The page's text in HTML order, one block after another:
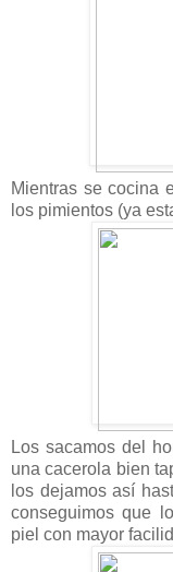
Mientras se cocina
los pimientos (ya
Los sacamos del
una cacerola bien
los dejamos así
conseguimos que
piel con mayor